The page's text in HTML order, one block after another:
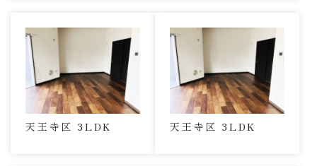
天王寺区 3LDK 天王寺区 3LDK